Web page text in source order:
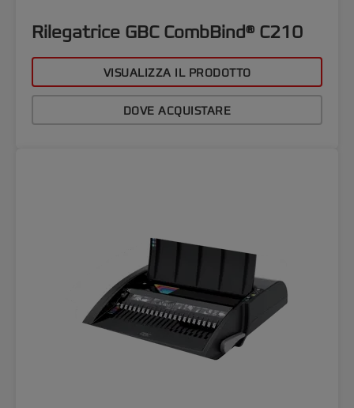
Rilegatrice GBC CombBind® C210
VISUALIZZA IL PRODOTTO
DOVE ACQUISTARE